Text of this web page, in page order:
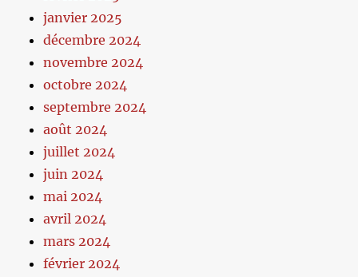
janvier 2025
décembre 2024
novembre 2024
octobre 2024
septembre 2024
août 2024
juillet 2024
juin 2024
mai 2024
avril 2024
mars 2024
février 2024